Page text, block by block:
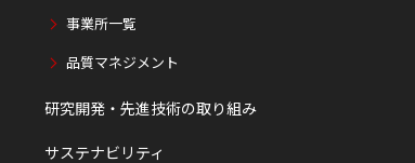
事業所一覧
品質マネジメント
研究開発・先進技術の取り組み
サステナビリティ